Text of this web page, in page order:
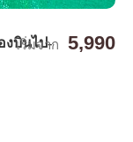
งบินไป-
เริ่มจาก 5,990